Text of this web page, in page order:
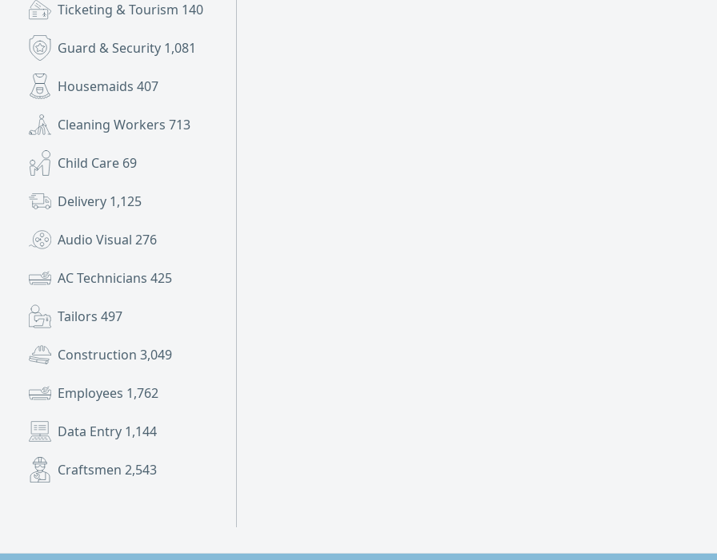
Ticketing & Tourism 140
Guard & Security 1,081
Housemaids 407
Cleaning Workers 713
Child Care 69
Delivery 1,125
Audio Visual 276
AC Technicians 425
Tailors 497
Construction 3,049
Employees 1,762
Data Entry 1,144
Craftsmen 2,543